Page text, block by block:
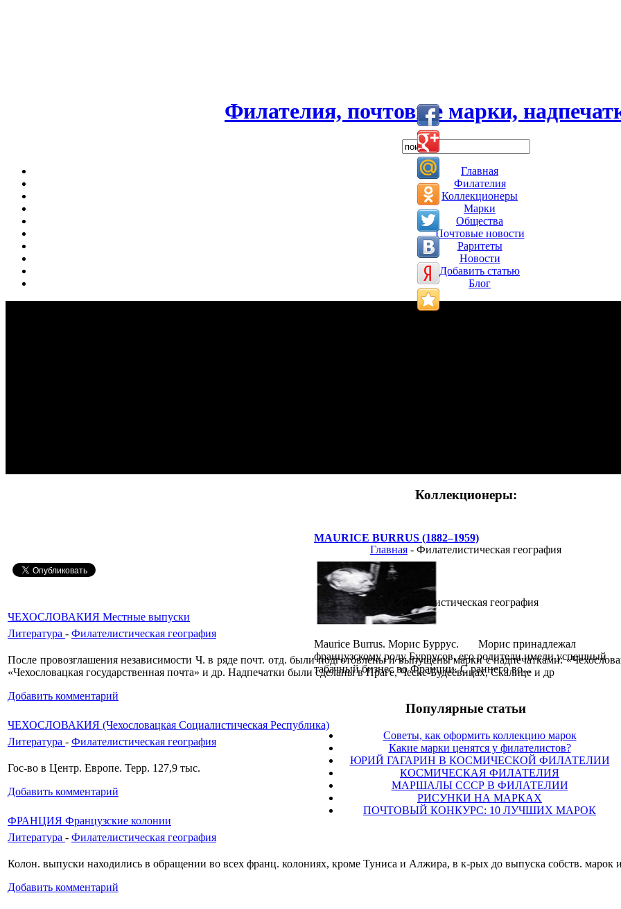
Филателия, почтовые марки,
Главная
Филателия
Коллекционеры
Марки
Общества
Почтовые новости
Раритеты
Новости
Добавить статью
Блог
Коллекционеры:
MAURICE BURRUS (1882–1959)
Maurice Burrus. Морис Буррус. Морис принадлежал
французскому роду Буррусов, его родители имели успешный
табачный бизнес во Франции. С раннего во...
Популярные cтатьи
Советы, как оформить коллекцию марок
Какие марки ценятся у филателистов?
ЮРИЙ ГАГАРИН В КОСМИЧЕСКОЙ ФИЛАТЕЛИИ
КОСМИЧЕСКАЯ ФИЛАТЕЛИЯ
МАРШАЛЫ СССР В ФИЛАТЕЛИИ
РИСУНКИ НА МАРКАХ
ПОЧТОВЫЙ КОНКУРС: 10 ЛУЧШИХ МАРОК
Главная - Филателистическая география
Филателистическая география
ЧЕХОСЛОВАКИЯ Местные выпуски
Литература - Филателистическая география
После провозглашения независимости Ч. в ряде почт. отд. были подготовлены и выпущены марки с надпечатками:
«Чехословацкая государственная почта» и др. Надпечатки были сделаны в Праге, Ческе-Будеёвицах, Скалице и др
Добавить комментарий
ЧЕХОСЛОВАКИЯ (Чехословацкая Социалистическая Республика)
Литература - Филателистическая география
Гос-во в Центр. Европе. Терр. 127,9 тыс.
Добавить комментарий
ФРАНЦИЯ Французские колонии
Литература - Филателистическая география
Колон. выпуски находились в обращении во всех франц. колониях, кроме Туниса и Алжира, в к-рых до выпуска собств.
Добавить комментарий